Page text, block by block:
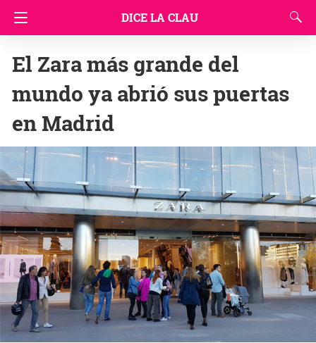
DICE LA CLAU
El Zara más grande del
mundo ya abrió sus puertas
en Madrid